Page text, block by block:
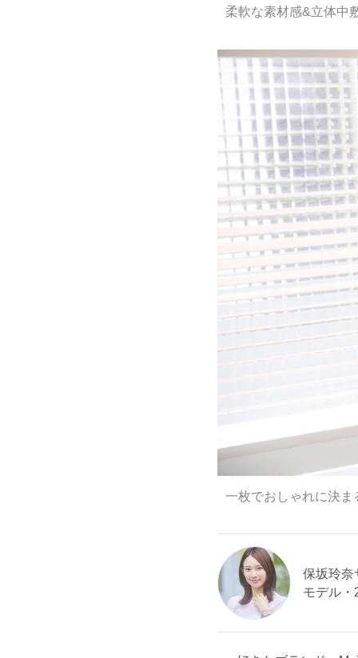
柔軟な素材感&立体中
一枚でおしゃれに決
保坂玲奈
モデル・